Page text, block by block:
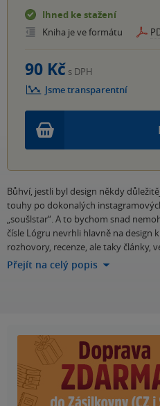
Ihned ke stažení
Kniha je ve formátu
90 Kč s DPH
Jsme transparentní
Bůhví, jestli byl design někdy
touhy po dokonalých
„soušlstar“. A to bychom snad
čísle Lógru nevrhli hlavně na design
rozhovory, recenze, ale taky články,
Přejít na celý popis